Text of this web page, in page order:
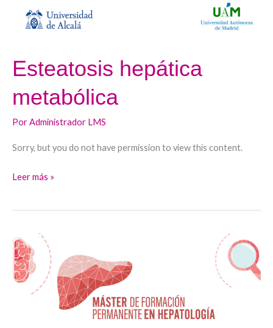
Esteatosis hepática
metabólica
PorAdministrador LMS
Sorry, but you do not have permission to view this content.
Leer más »
Cirrosis
II